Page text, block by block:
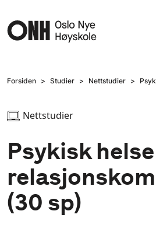
Forsiden Studier Nettstudier
Nettstudier
Psykisk
(30 sp)